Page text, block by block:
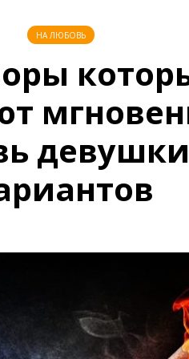
НА ЛЮБОВЬ